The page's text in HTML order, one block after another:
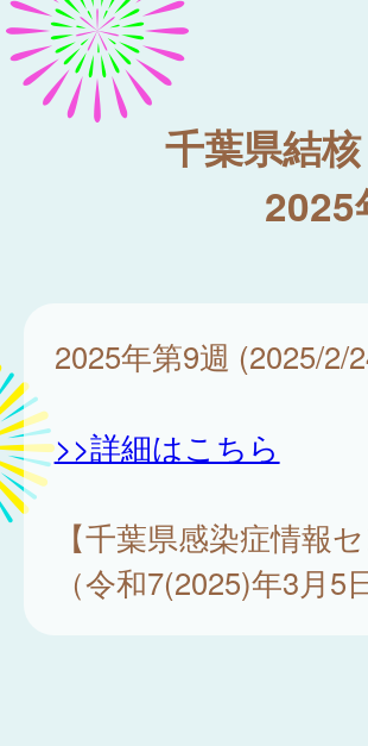
千葉県結
2025
2025年第9週 (2025/2/
>>詳細はこちら
【千葉県感染症情報
（令和7(2025)年3月5